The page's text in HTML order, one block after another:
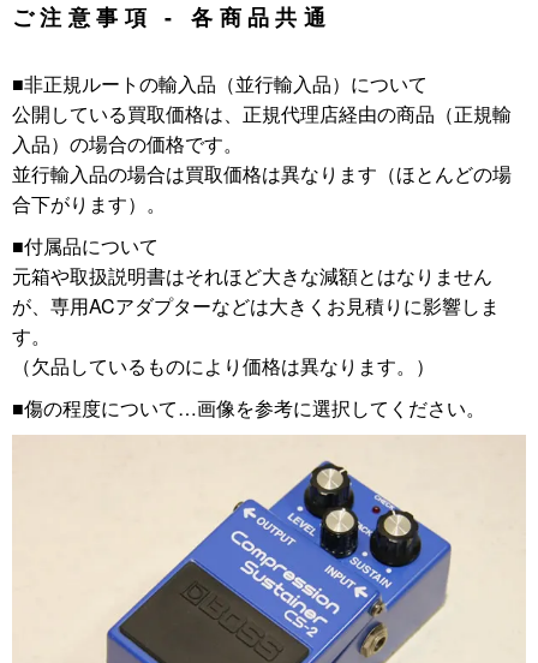
ご注意事項 - 各商品共通
■非正規ルートの輸入品（並行輸入品）について
公開している買取価格は、正規代理店経由の商品（正規輸
入品）の場合の価格です。
並行輸入品の場合は買取価格は異なります（ほとんどの場
合下がります）。
■付属品について
元箱や取扱説明書はそれほど大きな減額とはなりません
が、専用ACアダプターなどは大きくお見積りに影響しま
す。
（欠品しているものにより価格は異なります。）
■傷の程度について…画像を参考に選択してください。